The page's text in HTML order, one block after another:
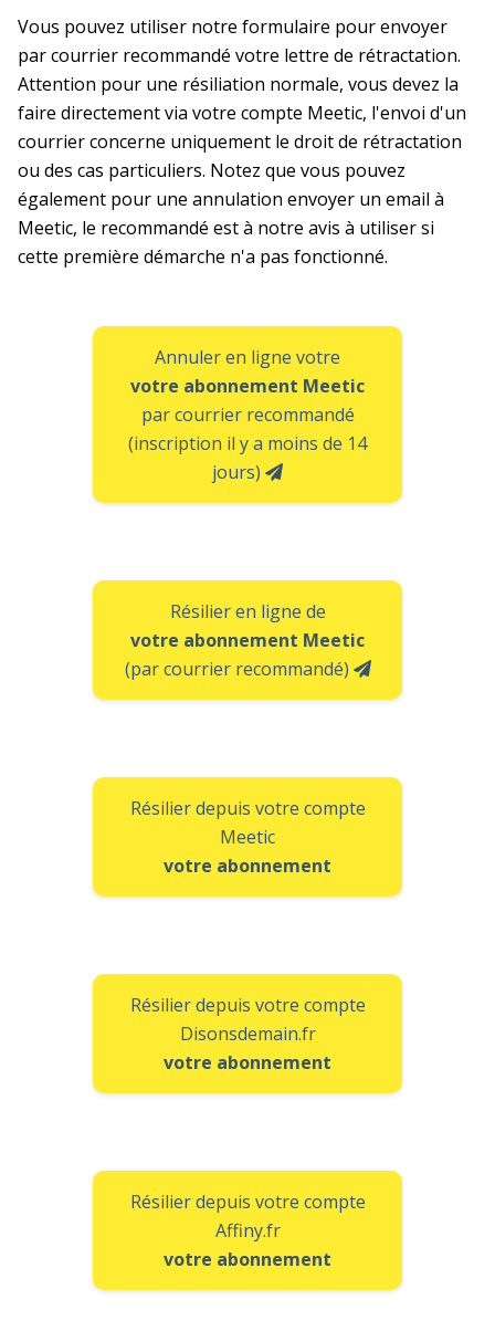
Vous pouvez utiliser notre formulaire pour envoyer
par courrier recommandé votre lettre de rétractation.
Attention pour une résiliation normale, vous devez la
faire directement via votre compte Meetic, l'envoi d'un
courrier concerne uniquement le droit de rétractation
ou des cas particuliers. Notez que vous pouvez
également pour une annulation envoyer un email à
Meetic, le recommandé est à notre avis à utiliser si
cette première démarche n'a pas fonctionné.
Annuler en ligne votre
votre abonnement Meetic
par courrier recommandé
(inscription il y a moins de 14
jours)
Résilier en ligne de
votre abonnement Meetic
(par courrier recommandé)
Résilier depuis votre compte
Meetic
votre abonnement
Résilier depuis votre compte
Disonsdemain.fr
votre abonnement
Résilier depuis votre compte
Affiny.fr
votre abonnement